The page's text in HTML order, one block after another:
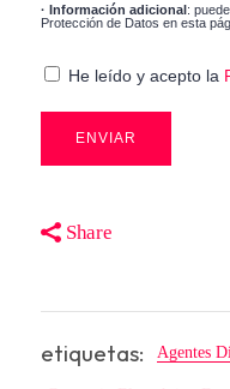
· Información adicional:
Protección de Datos en esta
He leído y acepto la
Share
etiquetas: Agentes